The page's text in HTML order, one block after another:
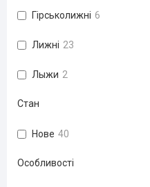
Гірськолижні 6
Лижні 23
Лыжи 2
Стан
Нове 40
Особливості